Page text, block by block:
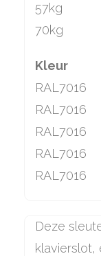
57kg
70kg
Kleur
RAL7016
RAL7016
RAL7016
RAL7016
RAL7016
Deze
klavierslot,